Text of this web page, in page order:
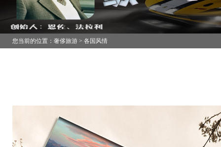
您当前的位置：奢侈旅游 > 各国风情